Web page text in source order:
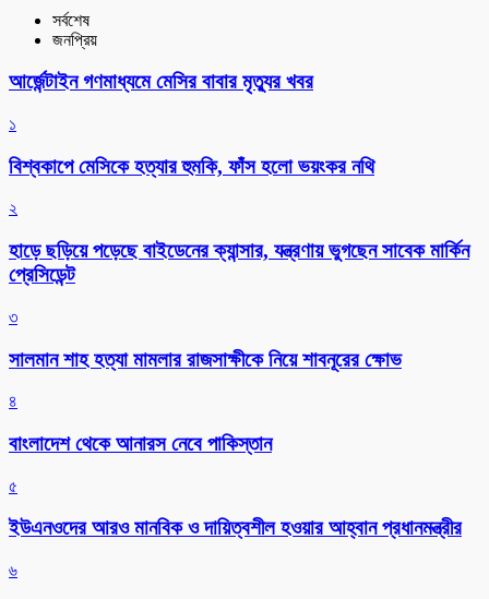
সর্বশেষ
জনপ্রিয়
আর্জেন্টাইন গণমাধ্যমে মেসির বাবার মৃত্যুর খবর
১
বিশ্বকাপে মেসিকে হত্যার হুমকি, ফাঁস হলো ভয়ংকর নথি
২
হাড়ে ছড়িয়ে পড়েছে বাইডেনের ক্যান্সার, যন্ত্রণায় ভুগছেন সাবেক মার্কিন
প্রেসিডেন্ট
৩
সালমান শাহ হত্যা মামলার রাজসাক্ষীকে নিয়ে শাবনূরের ক্ষোভ
৪
বাংলাদেশ থেকে আনারস নেবে পাকিস্তান
৫
ইউএনওদের আরও মানবিক ও দায়িত্বশীল হওয়ার আহ্বান প্রধানমন্ত্রীর
৬